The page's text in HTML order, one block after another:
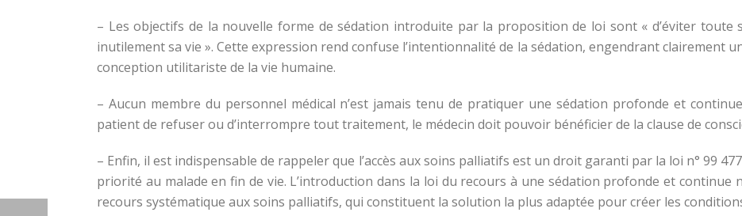
– Les objectifs de la nouvelle forme de sédation introduite par la proposition de loi sont « d’éviter
inutilement sa vie ». Cette expression rend confuse l’intentionnalité de la sédation, engendrant clairement
conception utilitariste de la vie humaine.
– Aucun membre du personnel médical n’est jamais tenu de pratiquer une sédation profonde et
patient de refuser ou d’interrompre tout traitement, le médecin doit pouvoir bénéficier de la clause de
– Enfin, il est indispensable de rappeler que l’accès aux soins palliatifs est un droit garanti par la loi n° 99
priorité au malade en fin de vie. L’introduction dans la loi du recours à une sédation profonde et continue
recours systématique aux soins palliatifs, qui constituent la solution la plus adaptée pour créer les